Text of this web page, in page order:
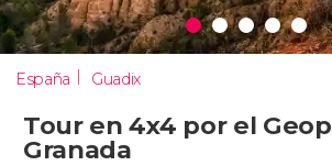
España Guadix
Tour en 4x4 por el
Granada